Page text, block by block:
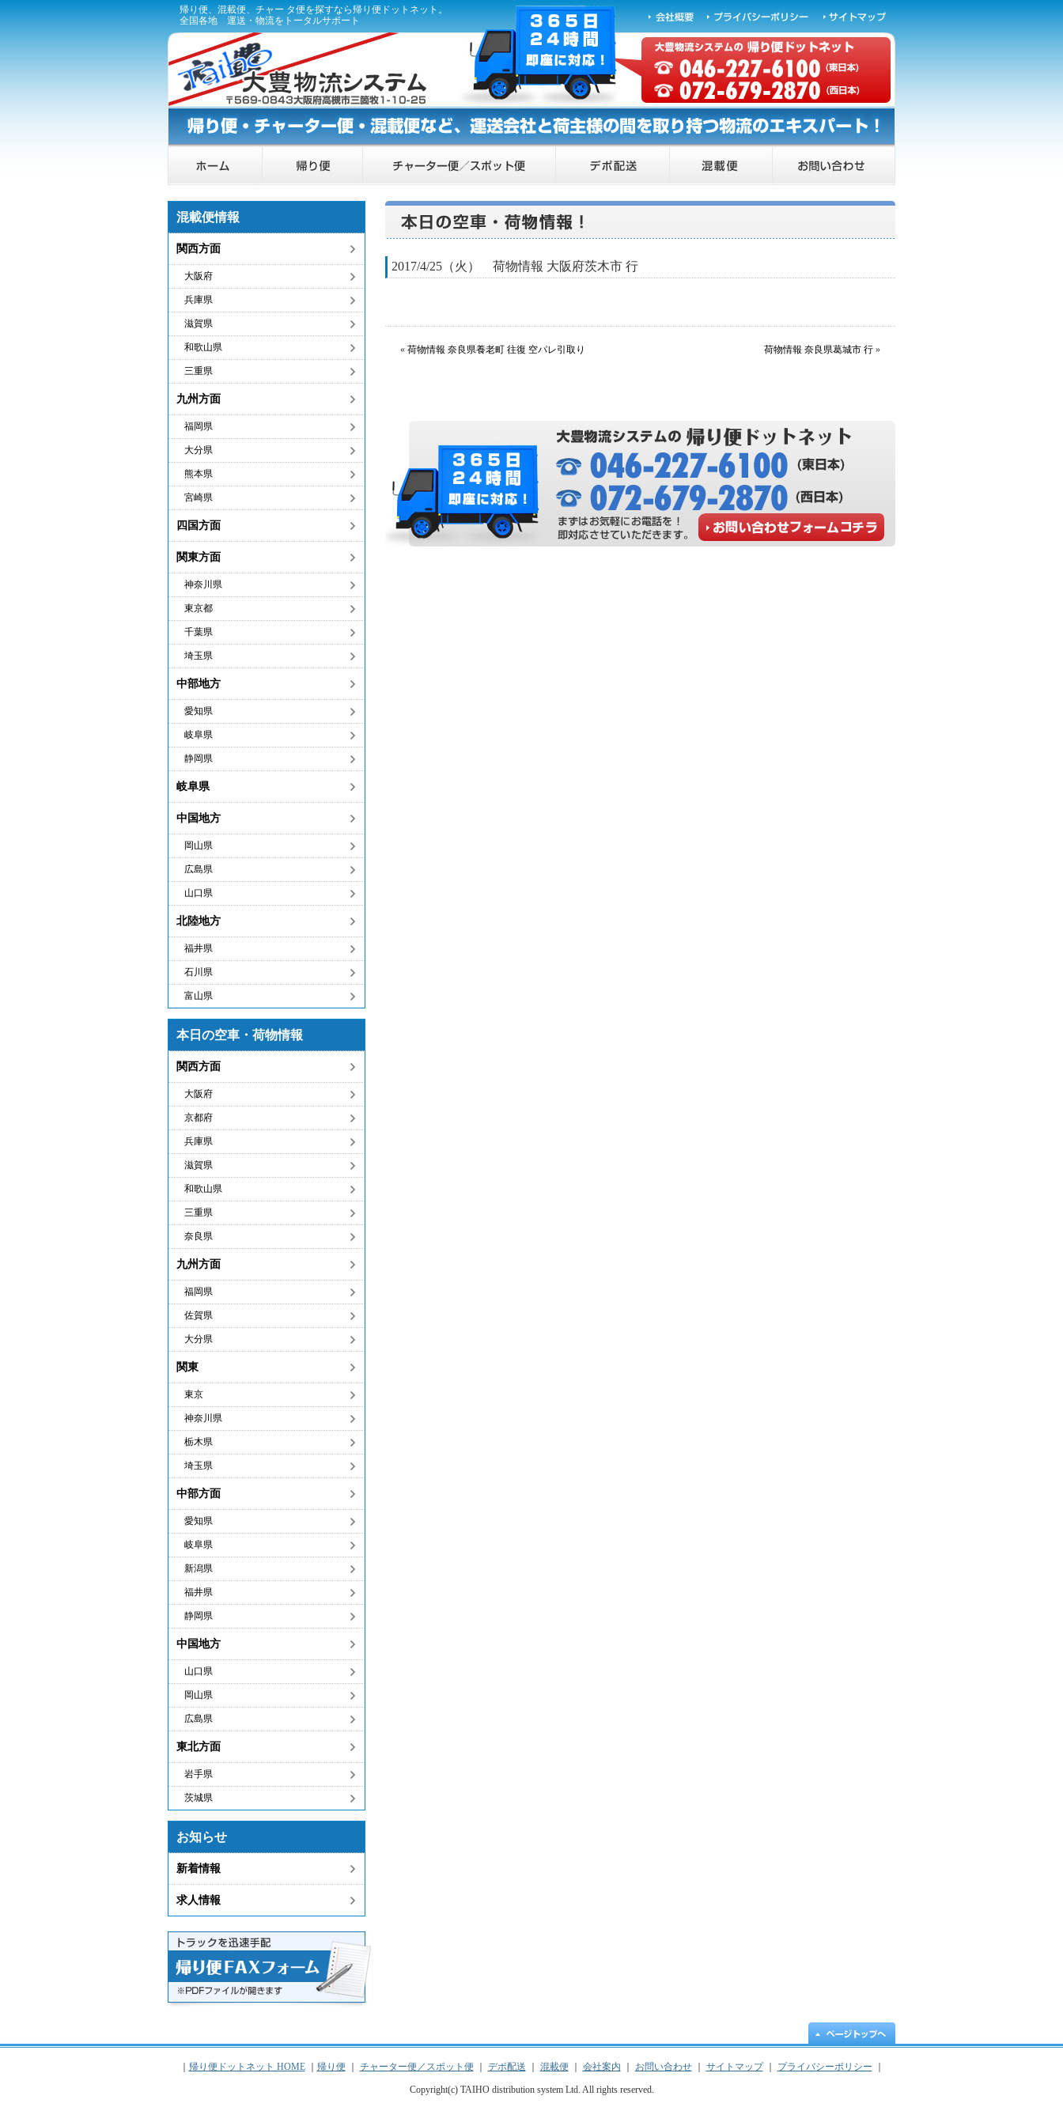
帰り便、混載便、チャー タ便を探すなら帰り便ドットネット。
全国各地 運送・物流をトータルサポート
2017/4/25（火） 荷物情報 大阪府茨木市 行
« 荷物情報 奈良県養老町 往復 空パレ引取り 荷物情報 奈良県葛城市 行 »
混載便情報
関西方面
大阪府
兵庫県
滋賀県
和歌山県
三重県
九州方面
福岡県
大分県
熊本県
宮崎県
四国方面
関東方面
神奈川県
東京都
千葉県
埼玉県
中部地方
愛知県
岐阜県
静岡県
岐阜県
中国地方
岡山県
広島県
山口県
北陸地方
福井県
石川県
富山県
本日の空車・荷物情報
関西方面
大阪府
京都府
兵庫県
滋賀県
和歌山県
三重県
奈良県
九州方面
福岡県
佐賀県
大分県
関東
東京
神奈川県
栃木県
埼玉県
中部方面
愛知県
岐阜県
新潟県
福井県
静岡県
中国地方
山口県
岡山県
広島県
東北方面
岩手県
茨城県
お知らせ
新着情報
求人情報
帰り便ドットネット HOME｜ 帰り便 チャーター便／スポット便 デポ配送 混載便 会社案内 お問い合わせ｜ サイトマップ｜ プライバシーポリシー
Copyright(c) TAIHO distribution system Ltd. All rights reserved.